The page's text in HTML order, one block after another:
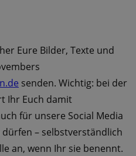
Eure Bilder, Texte und
senden. Wichtig: bei der
Ihr Euch damit
für unsere Social Media
– selbstverständlich
an, wenn Ihr sie benennt.